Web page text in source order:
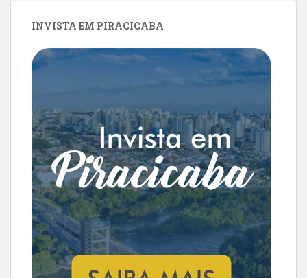
INVISTA EM PIRACICABA